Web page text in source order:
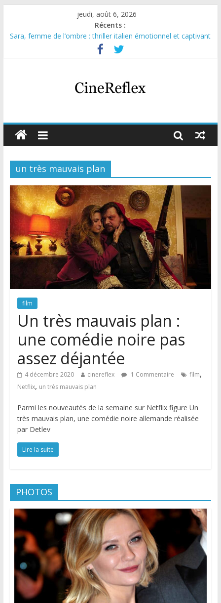
jeudi, août 6, 2026
Récents :
Sara, femme de l’ombre : thriller italien émotionnel et captivant
Journal d’une fille larguée : nouvelle série suédoise sur Netflix
Aema : mini-série sur le tournage d’un film érotique devenu
Glass Heart : excellente série musicale avec Takeru Satō
Olympo, saison 1 : nouvelle série qui séduira les fans de
un très mauvais plan
film
Un très mauvais plan :
une comédie noire pas
assez déjantée
4 décembre 2020 cinereflex 1 Commentaire film,
Netflix, un très mauvais plan
Parmi les nouveautés de la semaine sur Netflix figure Un
très mauvais plan, une comédie noire allemande réalisée
par Detlev
Lire la suite
PHOTOS